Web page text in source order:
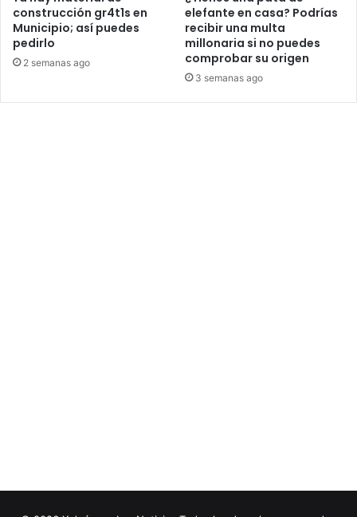
construcción gr4t1s en
Municipio; así puedes
pedirlo
2 semanas ago
elefante en casa? Podrías
recibir una multa
millonaria si no puedes
comprobar su origen
3 semanas ago